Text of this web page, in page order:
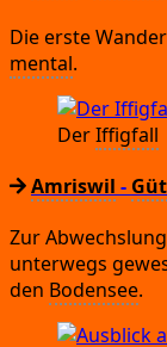
Die ers­te
men­tal.
DerIffig­fall
Amriswil -
Zur
unter­wegs
den Boden­see.